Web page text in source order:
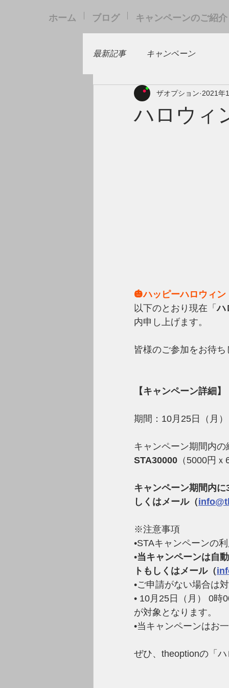
ホーム ブログ キャンペーンのご紹介
最新記事 キャンペーン
ハロウィ
ザオプション 2021年
🎃ハッピーハロウィン
以下のとおり現在「ハ
内申し上げます。
皆様のご参加をお待
【キャンペーン詳細】
期間：10月25日（月
キャンペーン期間内
STA30000 （5000円
キャンペーン期間内
しくはメール（
※注意事項
•STAキャンペーンの
•当キャンペーンは自
トもしくはメール（
•ご申請がない場合は
• 10月25日（月） 0時
が対象となります。
•当キャンペーンはお
ぜひ、theoptionの「